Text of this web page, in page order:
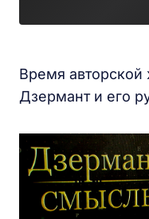
Время авторской
Дзермант и его